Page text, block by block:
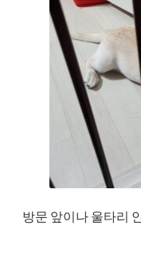
방문 앞이나 울타리